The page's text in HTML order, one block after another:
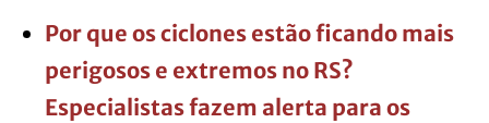
Por que os ciclones estão ficando mais
perigosos e extremos no RS?
Especialistas fazem alerta para os